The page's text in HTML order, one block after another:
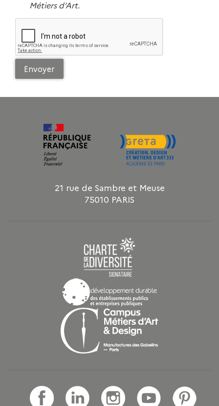
Métiers d’Art.
21 rue de Sambre et Meuse
75010 PARIS